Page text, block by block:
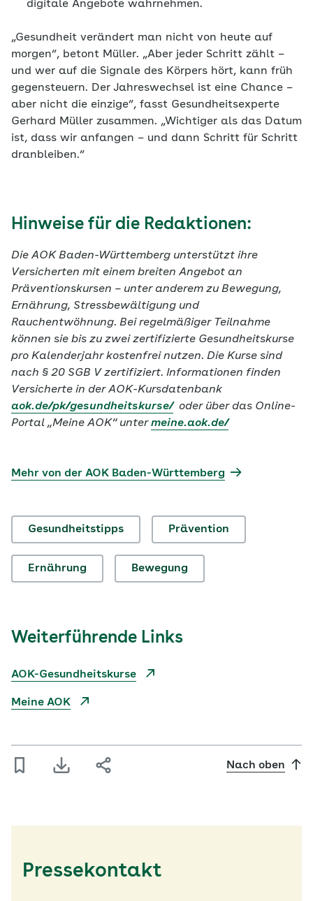
digitale Angebote wahrnehmen.
„Gesundheit verändert man nicht von heute auf
morgen“, betont Müller. „Aber jeder Schritt zählt –
und wer auf die Signale des Körpers hört, kann früh
gegensteuern. Der Jahreswechsel ist eine Chance –
aber nicht die einzige“, fasst Gesundheitsexperte
Gerhard Müller zusammen. „Wichtiger als das Datum
ist, dass wir anfangen – und dann Schritt für Schritt
dranbleiben.“
Hinweise für die Redaktionen:
Die AOK Baden-Württemberg unterstützt ihre
Versicherten mit einem breiten Angebot an
Präventionskursen – unter anderem zu Bewegung,
Ernährung, Stressbewältigung und
Rauchentwöhnung. Bei regelmäßiger Teilnahme
können sie bis zu zwei zertifizierte Gesundheitskurse
pro Kalenderjahr kostenfrei nutzen. Die Kurse sind
nach § 20 SGB V zertifiziert. Informationen finden
Versicherte in der AOK-Kursdatenbank
aok.de/pk/gesundheitskurse/oder über das Online-
Portal „Meine AOK“ untermeine.aok.de/
Mehr von der AOK Baden-Württemberg
Gesundheitstipps Prävention
Ernährung Bewegung
Weiterführende Links
AOK-Gesundheitskurse
Meine AOK
Nach oben
Pressekontakt